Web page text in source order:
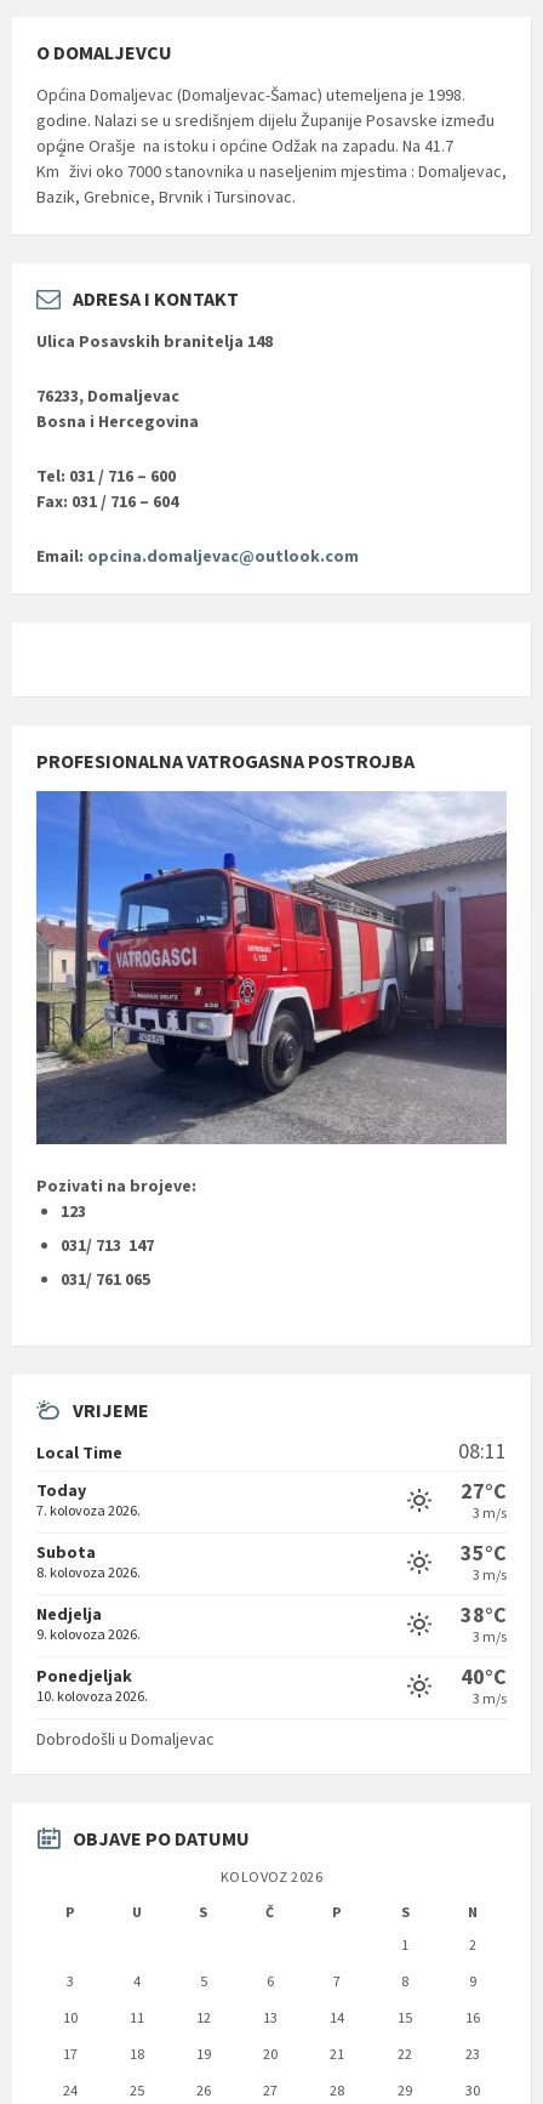
O DOMALJEVCU
Općina Domaljevac (Domaljevac-Šamac) utemeljena je 1998.
godine. Nalazi se u središnjem dijelu Županije Posavske između
općine Orašje na istoku i općine Odžak na zapadu. Na 41.7
Km
2
živi oko 7000 stanovnika u naseljenim mjestima : Domaljevac,
Bazik, Grebnice, Brvnik i Tursinovac.
ADRESA I KONTAKT
Ulica Posavskih branitelja 148
76233, Domaljevac
Bosna i Hercegovina
Tel: 031 / 716 – 600
Fax: 031 / 716 – 604
Email: opcina.domaljevac@outlook.com
PROFESIONALNA VATROGASNA POSTROJBA
Pozivati na brojeve:
123
031/ 713 147
031/ 761 065
VRIJEME
Local Time 08:11
Today
7. kolovoza 2026.
27°C
3 m/s
Subota
8. kolovoza 2026.
35°C
3 m/s
Nedjelja
9. kolovoza 2026.
38°C
3 m/s
Ponedjeljak
10. kolovoza 2026.
40°C
3 m/s
Dobrodošli u Domaljevac
OBJAVE PO DATUMU
KOLOVOZ 2026
P
U S Č P S
N
1
2
3
4 5 6 7 8
9
10
11 12 13 14 15
16
17
18 19 20 21 22
23
24
25 26 27 28 29
30